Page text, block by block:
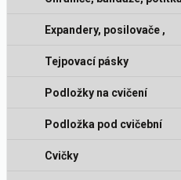
Expandery, posilovače ,
gumy
Tejpovací pásky
Podložky na cvičení
Podložka pod cvičební
stroj
Cvičky